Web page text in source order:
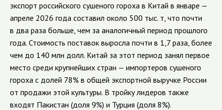
экспорт российского сушеного гороха в Китай в январе —
апреле 2026 года составил около 500 тыс. т, что почти
в два раза больше, чем за аналогичный период прошлого
года. Стоимость поставок выросла почти в 1,7 раза, более
чем до 140 млн долл. Китай за этот период занял первое
место среди крупнейших стран — импортеров сушеного
гороха с долей 78% в общей экспортной выручке России
от продажи этой культуры. В тройку лидеров также
входят Пакистан (доля 9%) и Турция (доля 8%).